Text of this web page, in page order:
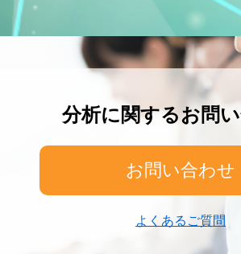
分析に関するお問
お問い合わせ
よくあるご質問